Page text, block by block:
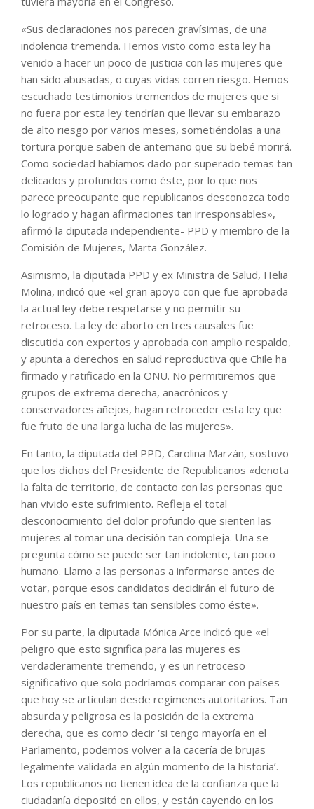
«Sus declaraciones nos parecen gravísimas, de una
indolencia tremenda. Hemos visto como esta ley ha
venido a hacer un poco de justicia con las mujeres que
han sido abusadas, o cuyas vidas corren riesgo. Hemos
escuchado testimonios tremendos de mujeres que si
no fuera por esta ley tendrían que llevar su embarazo
de alto riesgo por varios meses, sometiéndolas a una
tortura porque saben de antemano que su bebé morirá.
Como sociedad habíamos dado por superado temas tan
delicados y profundos como éste, por lo que nos
parece preocupante que republicanos desconozca todo
lo logrado y hagan afirmaciones tan irresponsables»,
afirmó la diputada independiente- PPD y miembro de la
Comisión de Mujeres, Marta González.
Asimismo, la diputada PPD y ex Ministra de Salud, Helia
Molina, indicó que «el gran apoyo con que fue aprobada
la actual ley debe respetarse y no permitir su
retroceso. La ley de aborto en tres causales fue
discutida con expertos y aprobada con amplio respaldo,
y apunta a derechos en salud reproductiva que Chile ha
firmado y ratificado en la ONU. No permitiremos que
grupos de extrema derecha, anacrónicos y
conservadores añejos, hagan retroceder esta ley que
fue fruto de una larga lucha de las mujeres».
En tanto, la diputada del PPD, Carolina Marzán, sostuvo
que los dichos del Presidente de Republicanos «denota
la falta de territorio, de contacto con las personas que
han vivido este sufrimiento. Refleja el total
desconocimiento del dolor profundo que sienten las
mujeres al tomar una decisión tan compleja. Una se
pregunta cómo se puede ser tan indolente, tan poco
humano. Llamo a las personas a informarse antes de
votar, porque esos candidatos decidirán el futuro de
nuestro país en temas tan sensibles como éste».
Por su parte, la diputada Mónica Arce indicó que «el
peligro que esto significa para las mujeres es
verdaderamente tremendo, y es un retroceso
significativo que solo podríamos comparar con países
que hoy se articulan desde regímenes autoritarios. Tan
absurda y peligrosa es la posición de la extrema
derecha, que es como decir ‘si tengo mayoría en el
Parlamento, podemos volver a la cacería de brujas
legalmente validada en algún momento de la historia’.
Los republicanos no tienen idea de la confianza que la
ciudadanía depositó en ellos, y están cayendo en los